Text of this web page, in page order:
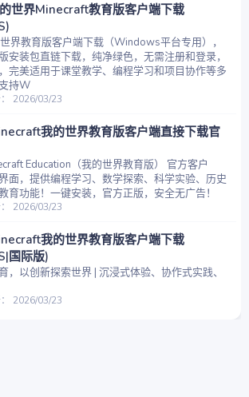
世界Minecraft教育版客户端下载
界教育版客户端下载（Windows平台专用），
安装包直链下载，纯净绿色，无需注册和登录，
完美适用于课堂教学、编程学习和项目协作等多
持W
2026/03/23
我的世界教育版客户端直接下载官
Education（我的世界教育版） 官方客户
面，提供编程学习、数学探索、科学实验、历史
育功能！一键安装，官方正版，安全无广告！
2026/03/23
我的世界教育版客户端下载
国际版)
，以创新探索世界 | 沉浸式体验、协作式实践、
2026/03/23